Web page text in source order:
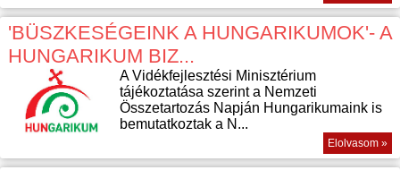
'BÜSZKESÉGEINK A HUNGARIKUMOK'- A
HUNGARIKUM BIZ...
A Vidékfejlesztési Minisztérium
tájékoztatása szerint a Nemzeti
Összetartozás Napján Hungarikumaink is
bemutatkoztak a N...
Elolvasom »